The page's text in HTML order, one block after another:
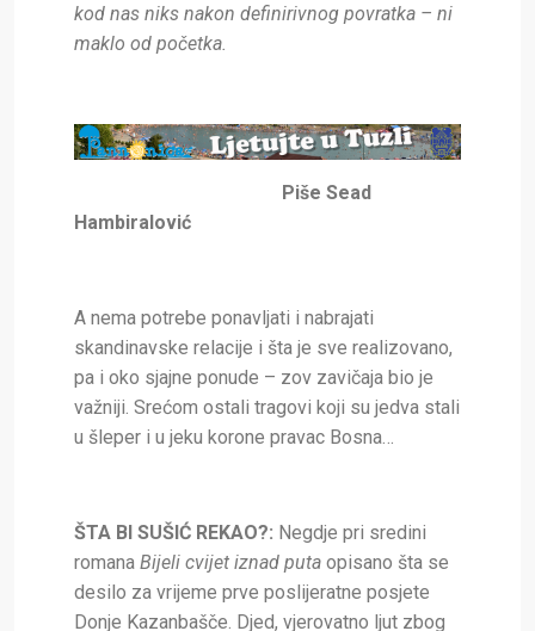
kod nas niks nakon definirivnog povratka – ni
maklo od početka.
Piše Sead
Hambiralović
A nema potrebe ponavljati i nabrajati
skandinavske relacije i šta je sve realizovano,
pa i oko sjajne ponude – zov zavičaja bio je
važniji. Srećom ostali tragovi koji su jedva stali
u šleper i u jeku korone pravac Bosna…
ŠTA BI SUŠIĆ REKAO?: Negdje pri sredini
romana Bijeli cvijet iznad puta opisano šta se
desilo za vrijeme prve poslijeratne posjete
Donje Kazanbašče. Djed, vjerovatno ljut zbog